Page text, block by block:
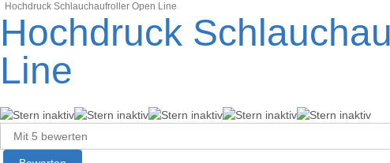
Hochdruck Schlauchaufroller Open Line
Hochdruck
Line
Bitte
bewerten